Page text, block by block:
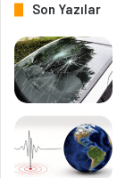
Son Yazılar